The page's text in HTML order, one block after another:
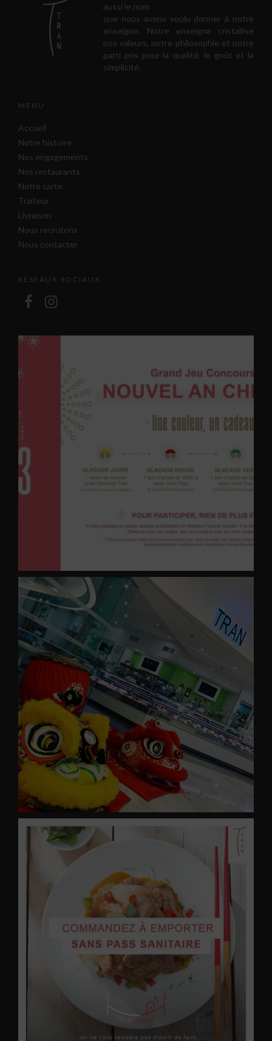
aussi le nom
que nous avons voulu donner à notre
enseigne. Notre enseigne cristallise
nos valeurs, notre philosophie et notre
parti pris pour la qualité, le goût et la
simplicité.
MENU
Accueil
Notre histoire
Nos engagements
Nos restaurants
Notre carte
Traiteur
Livraison
Nous recrutons
Nous contacter
RÉSEAUX SOCIAUX